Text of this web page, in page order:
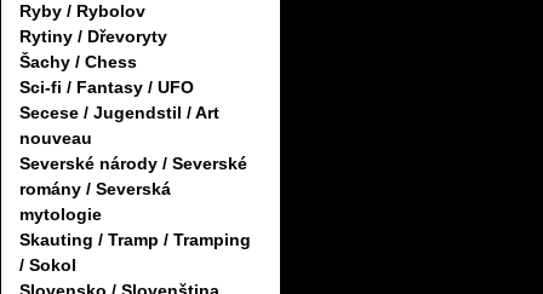
Ryby / Rybolov
Rytiny / Dřevoryty
Šachy / Chess
Sci-fi / Fantasy / UFO
Secese / Jugendstil / Art
nouveau
Severské národy / Severské
romány / Severská
mytologie
Skauting / Tramp / Tramping
/ Sokol